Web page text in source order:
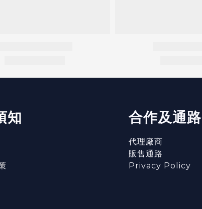
知 合作及通路
代理廠商
販售通路
Privacy Policy